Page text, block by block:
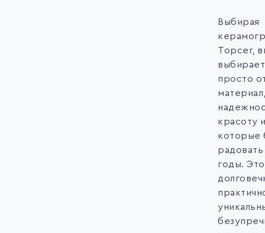
Выбирая
Topcer,
просто
красоту
которые
годы. Это